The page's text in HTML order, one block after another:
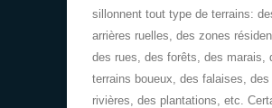
sillonnent tout type de terrains:
arrières ruelles, des zones
des rues, des forêts, des marais,
terrains boueux, des falaises, des
rivières, des plantations, etc.